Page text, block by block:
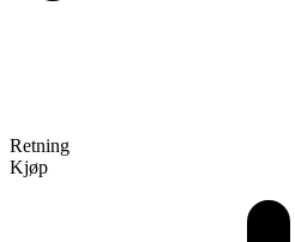
Retning
Kjøp